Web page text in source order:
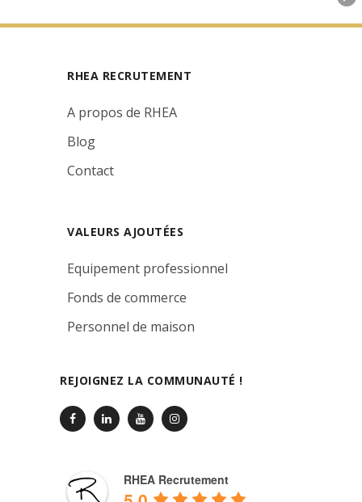
RHEA RECRUTEMENT
A propos de RHEA
Blog
Contact
VALEURS AJOUTÉES
Equipement professionnel
Fonds de commerce
Personnel de maison
REJOIGNEZ LA COMMUNAUTÉ !
RHEA Recrutement